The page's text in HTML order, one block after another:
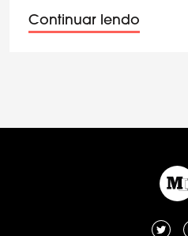
Continuar lendo